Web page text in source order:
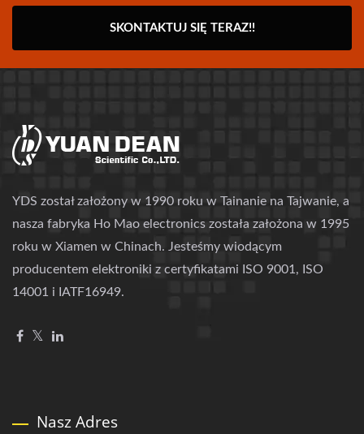
SKONTAKTUJ SIĘ TERAZ!!
YDS został założony w 1990 roku w Tainanie na Tajwanie, a
nasza fabryka Ho Mao electronics została założona w 1995
roku w Xiamen w Chinach. Jesteśmy wiodącym
producentem elektroniki z certyfikatami ISO 9001, ISO
14001 i IATF16949.
Nasz Adres